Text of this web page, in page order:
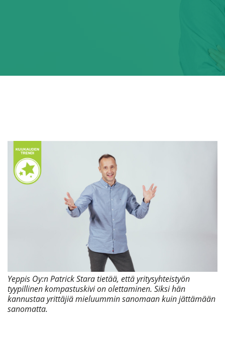
Yeppis Oy:n Patrick Stara tietää, että yritysyhteistyön
tyypillinen kompastuskivi on olettaminen. Siksi hän
kannustaa yrittäjiä mieluummin sanomaan kuin jättämään
sanomatta.